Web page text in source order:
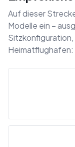
Auf dieser
Modelle ein –
Heimatflughafen: